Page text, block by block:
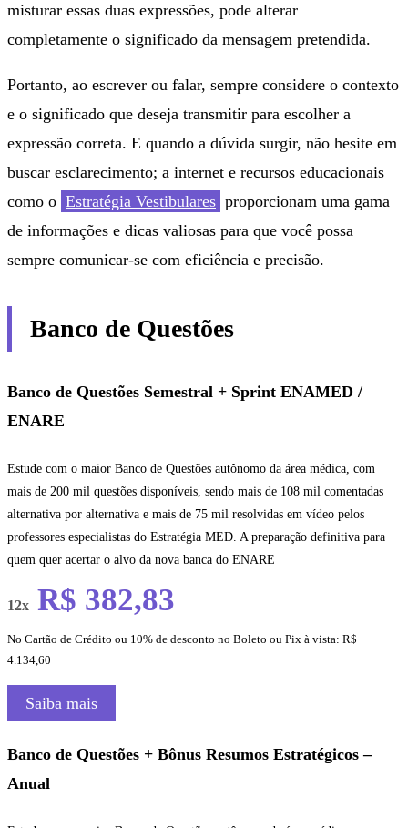
misturar essas duas expressões, pode alterar
completamente o significado da mensagem pretendida.
Portanto, ao escrever ou falar, sempre considere o contexto
e o significado que deseja transmitir para escolher a
expressão correta. E quando a dúvida surgir, não hesite em
buscar esclarecimento; a internet e recursos educacionais
como o Estratégia Vestibulares proporcionam uma gama
de informações e dicas valiosas para que você possa
sempre comunicar-se com eficiência e precisão.
Banco de Questões
Banco de Questões Semestral + Sprint ENAMED /
ENARE
Estude com o maior Banco de Questões autônomo da área médica, com
mais de 200 mil questões disponíveis, sendo mais de 108 mil comentadas
alternativa por alternativa e mais de 75 mil resolvidas em vídeo pelos
professores especialistas do Estratégia MED. A preparação definitiva para
quem quer acertar o alvo da nova banca do ENARE
12x R$ 382,83
No Cartão de Crédito ou 10% de desconto no Boleto ou Pix à vista: R$
4.134,60
Saiba mais
Banco de Questões + Bônus Resumos Estratégicos –
Anual